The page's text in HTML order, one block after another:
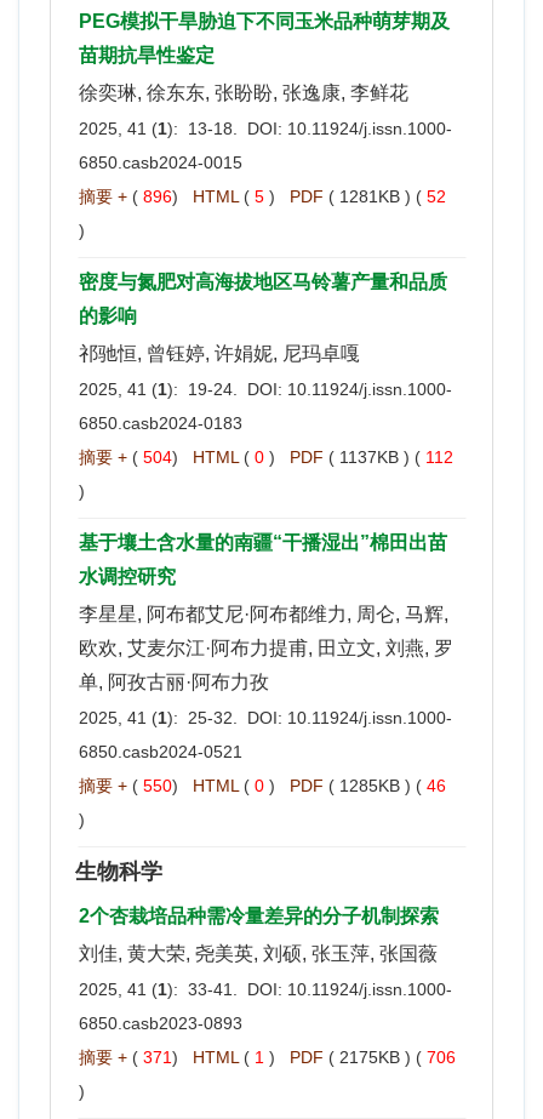
PEG模拟干旱胁迫下不同玉米品种萌芽期及
苗期抗旱性鉴定
徐奕琳, 徐东东, 张盼盼, 张逸康, 李鲜花
2025, 41 (1): 13-18. DOI: 10.11924/j.issn.1000-
6850.casb2024-0015
摘要 + ( 896) HTML ( 5 ) PDF ( 1281KB ) ( 52
)
密度与氮肥对高海拔地区马铃薯产量和品质
的影响
祁驰恒, 曾钰婷, 许娟妮, 尼玛卓嘎
2025, 41 (1): 19-24. DOI: 10.11924/j.issn.1000-
6850.casb2024-0183
摘要 + ( 504) HTML ( 0 ) PDF ( 1137KB ) ( 112
)
基于壤土含水量的南疆“干播湿出”棉田出苗
水调控研究
李星星, 阿布都艾尼·阿布都维力, 周仑, 马辉,
欧欢, 艾麦尔江·阿布力提甫, 田立文, 刘燕, 罗
单, 阿孜古丽·阿布力孜
2025, 41 (1): 25-32. DOI: 10.11924/j.issn.1000-
6850.casb2024-0521
摘要 + ( 550) HTML ( 0 ) PDF ( 1285KB ) ( 46
)
生物科学
2个杏栽培品种需冷量差异的分子机制探索
刘佳, 黄大荣, 尧美英, 刘硕, 张玉萍, 张国薇
2025, 41 (1): 33-41. DOI: 10.11924/j.issn.1000-
6850.casb2023-0893
摘要 + ( 371) HTML ( 1 ) PDF ( 2175KB ) ( 706
)